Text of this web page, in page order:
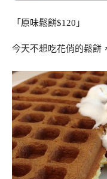
「原味鬆餅$120」
今天不想吃花俏的鬆餅